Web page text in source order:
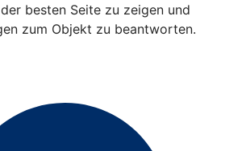
besten Seite zu zeigen und
zum Objekt zu beantworten.